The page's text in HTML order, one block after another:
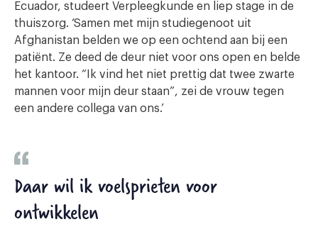
Ecuador, studeert Verpleegkunde en liep stage in de
thuiszorg. ‘Samen met mijn studiegenoot uit
Afghanistan belden we op een ochtend aan bij een
patiënt. Ze deed de deur niet voor ons open en belde
het kantoor. “Ik vind het niet prettig dat twee zwarte
mannen voor mijn deur staan”, zei de vrouw tegen
een andere collega van ons.’
Daar wil ik voelsprieten voor
ontwikkelen